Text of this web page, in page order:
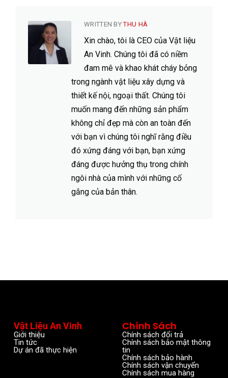
WRITTEN BYTHU HÀ
Xin chào, tôi là CEO của Vật liệu
An Vinh. Chúng tôi đã có niềm
đam mê và khao khát cháy bỏng
trong ngành vật liệu xây dựng và
thiết kế nội, ngoại thất. Chúng tôi
muốn mang đến những sản phẩm
không chỉ đẹp mà còn an toàn đến
với bạn vì chúng tôi nghĩ rằng điều
đó xứng đáng với bạn, bạn xứng
đáng được hưởng thụ trong chính
ngôi nhà của mình với những cố
gắng của bản thân.
Vật Liệu An Vinh
Giới thiệu
Tin tức
Dự án đã thực hiện
Chính Sách
Chính sách đổi trả
Chính sách bảo mật thông
tin
Chính sách bảo hành
Chính sách vận chuyển
Chính sách mua hàng